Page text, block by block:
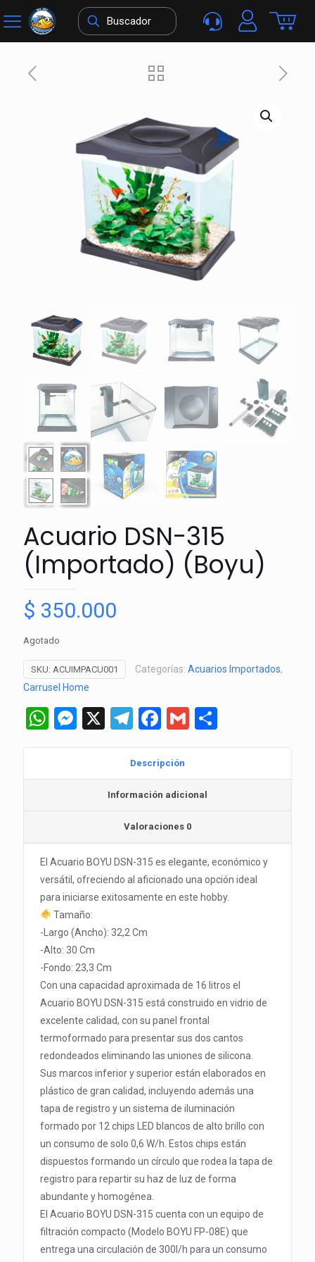
Acuario DSN-315
(Importado) (Boyu)
$ 350.000
Agotado
SKU: ACUIMPACU001 Categorías: Acuarios Importados,
Carrusel Home
WhatsApp
Messenger
X Telegram
Facebook
Gmail
Descripción
Información adicional
Valoraciones 0
El Acuario BOYU DSN-315 es elegante, económico y
versátil, ofreciendo al aficionado una opción ideal
para iniciarse exitosamente en este hobby.
Tamaño:
-Largo (Ancho): 32,2 Cm
-Alto: 30 Cm
-Fondo: 23,3 Cm
Con una capacidad aproximada de 16 litros el
Acuario BOYU DSN-315 está construido en vidrio de
excelente calidad, con su panel frontal
termoformado para presentar sus dos cantos
redondeados eliminando las uniones de silicona.
Sus marcos inferior y superior están elaborados en
plástico de gran calidad, incluyendo además una
tapa de registro y un sistema de iluminación
formado por 12 chips LED blancos de alto brillo con
un consumo de solo 0,6 W/h. Estos chips están
dispuestos formando un círculo que rodea la tapa de
registro para repartir su haz de luz de forma
abundante y homogénea.
El Acuario BOYU DSN-315 cuenta con un equipo de
filtración compacto (Modelo BOYU FP-08E) que
entrega una circulación de 300l/h para un consumo